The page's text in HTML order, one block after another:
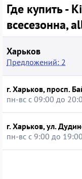
Где купить -
всесезонна,
Харьков
Предложений: 2
г. Харьков, просп.
пн-вс с 09:00 до
г. Харьков, ул.
пн-вс с 9:00 до 19:00